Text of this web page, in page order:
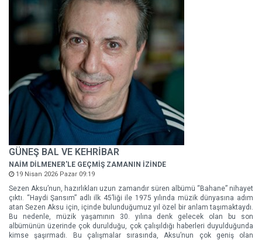
GÜNEŞ BAL VE KEHRİBAR
NAİM DİLMENER'LE GEÇMİŞ ZAMANIN İZİNDE
19 Nisan 2026 Pazar 09:19
Sezen Aksu’nun, hazırlıkları uzun zamandır süren albümü “Bahane” nihayet
çıktı. “Haydi Şansım” adlı ilk 45’liği ile 1975 yılında müzik dünyasına adım
atan Sezen Aksu için, içinde bulunduğumuz yıl özel bir anlam taşımaktaydı.
Bu nedenle, müzik yaşamının 30. yılına denk gelecek olan bu son
albümünün üzerinde çok durulduğu, çok çalışıldığı haberleri duyulduğunda
kimse şaşırmadı. Bu çalışmalar sırasında, Aksu’nun çok geniş olan